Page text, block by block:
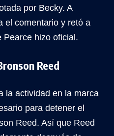
por Becky. A
el comentario y retó a
Pearce hizo oficial.
Reed
la actividad en la marca
para detener el
Reed. Así que Reed